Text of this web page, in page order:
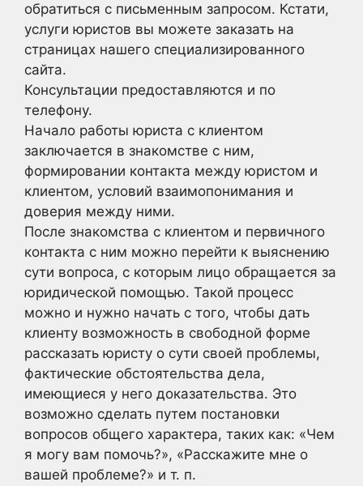
обратиться с письменным запросом. Кстати,
услуги юристов вы можете заказать на
страницах нашего специализированного
сайта.
Консультации предоставляются и по
телефону.
Начало работы юриста с клиентом
заключается в знакомстве с ним,
формировании контакта между юристом и
клиентом, условий взаимопонимания и
доверия между ними.
После знакомства с клиентом и первичного
контакта с ним можно перейти к выяснению
сути вопроса, с которым лицо обращается за
юридической помощью. Такой процесс
можно и нужно начать с того, чтобы дать
клиенту возможность в свободной форме
рассказать юристу о сути своей проблемы,
фактические обстоятельства дела,
имеющиеся у него доказательства. Это
возможно сделать путем постановки
вопросов общего характера, таких как: «Чем
я могу вам помочь?», «Расскажите мне о
вашей проблеме?» и т. п.